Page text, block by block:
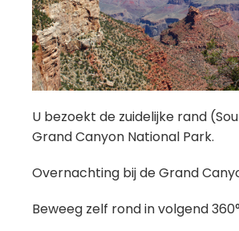
U bezoekt de zuidelijke rand
Grand Canyon National Park.
Overnachting bij de Grand
Beweeg zelf rond in volgend